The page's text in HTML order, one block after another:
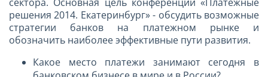
решения 2014. Екатеринбург» - обсудить возможные
стратегии банков на платежном рынке и
обозначить наиболее эффективные пути развития.
Какое место платежи занимают сегодня в